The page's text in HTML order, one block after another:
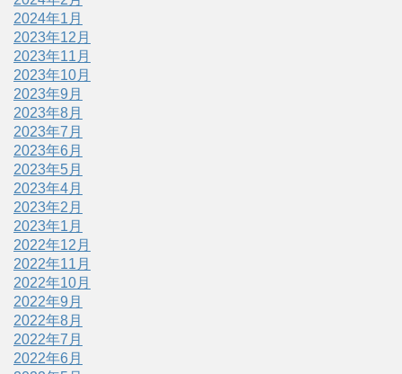
2024年1月
2023年12月
2023年11月
2023年10月
2023年9月
2023年8月
2023年7月
2023年6月
2023年5月
2023年4月
2023年2月
2023年1月
2022年12月
2022年11月
2022年10月
2022年9月
2022年8月
2022年7月
2022年6月